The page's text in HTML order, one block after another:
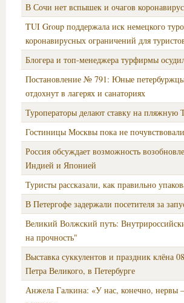
В Сочи нет вспышек и очагов
TUI Group поддержала иск немецкого
коронавирусных ограничений для
Блогера и топ-менеджера турфирмы
Постановление № 791: Юные
отдохнут в лагерях и санаториях
Туроператоры делают ставку на пляжную
Гостиницы Москвы пока не
Россия обсуждает возможность
Индией и Японией
Туристы рассказали, как правильно
В Петергофе задержали посетителя за
Великий Волжский путь:
на прочность"
Выставка суккулентов и праздник клёна
Петра Великого, в Петербурге
Анжела Галкина: «У нас, конечно, нервы